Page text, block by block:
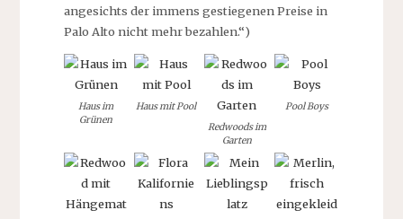
angesichts der immens gestiegenen Preise in
Palo Alto nicht mehr bezahlen.“)
Haus im
Grünen
Haus mit Pool
Redwoods im
Garten
Pool Boys